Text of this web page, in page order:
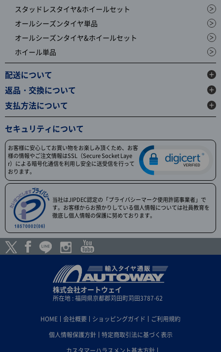
スタッドレスタイヤ&ホイールセット
オールシーズンタイヤ単品
オールシーズンタイヤ&ホイールセット
ホイール単品
配送について
返品・交換について
支払方法について
セキュリティについて
お客様に安心してお買い物をお楽しみ頂くため、お客
様の情報やご注文情報はSSL（Secure Socket Laye
r）による暗号化通信を利用し安全に送受信を行って
おります。
当社はJIPDEC認定の「プライバシーマーク使用許諾事業者」で
す。お客様からお預かりしている個人情報については社員教育を
徹底し個人情報の保護に努めております。
株式会社オートウェイ
所在地 : 福岡県京都郡苅田町苅田3787-62
HOME 会社概要 ショッピングガイド
ご利用規約
個人情報保護方針
特定商取引法に基づく表示